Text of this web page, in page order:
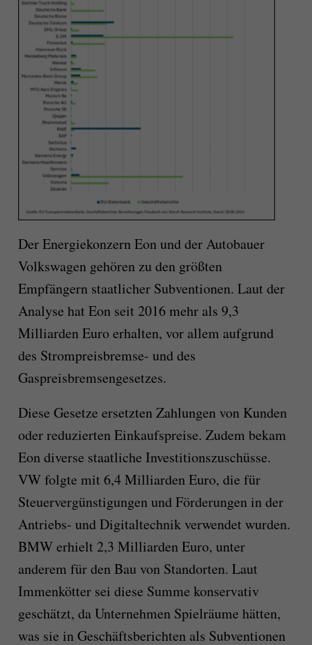
Der Energiekonzern Eon und der Autobauer
Volkswagen gehören zu den größten
Empfängern staatlicher Subventionen. Laut der
Analyse hat Eon seit 2016 mehr als 9,3
Milliarden Euro erhalten, vor allem aufgrund
des Strompreisbremse- und des
Gaspreisbremsengesetzes.
Diese Gesetze ersetzten Zahlungen von Kunden
oder reduzierten Einkaufspreise. Zudem bekam
Eon diverse staatliche Investitionszuschüsse.
VW folgte mit 6,4 Milliarden Euro, die für
Steuervergünstigungen und Förderungen in der
Antriebs- und Digitaltechnik verwendet wurden.
BMW erhielt 2,3 Milliarden Euro, unter
anderem für den Bau von Standorten. Laut
Immenkötter sei diese Summe konservativ
geschätzt, da Unternehmen Spielräume hätten,
was sie in Geschäftsberichten als Subventionen